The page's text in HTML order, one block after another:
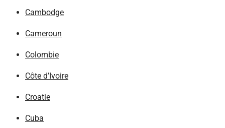
Cambodge
Cameroun
Colombie
Côte d’Ivoire
Croatie
Cuba